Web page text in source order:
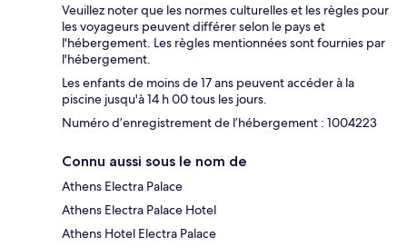
Veuillez noter que les normes culturelles et les règles pour
les voyageurs peuvent différer selon le pays et
l'hébergement. Les règles mentionnées sont fournies par
l'hébergement.
Les enfants de moins de 17 ans peuvent accéder à la
piscine jusqu'à 14 h 00 tous les jours.
Numéro d’enregistrement de l’hébergement : 1004223
Connu aussi sous le nom de
Athens Electra Palace
Athens Electra Palace Hotel
Athens Hotel Electra Palace